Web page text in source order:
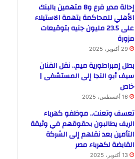
إحالة مدير فرع و8 متهمين بالبنك
الأهلي للمحاكمة بتهمة الاستيلاء
على 23.5 مليون جنيه بتوقيعات
مزورة
29 أكتوبر، 2025
بطل إمبراطورية ميم.. نقل الفنان
سيف أبو النجا إلى المستشفى |
خاص
16 أغسطس، 2025
تعسف وتعنت.. موظفو كهرباء
الريف يطالبون بحقوقهم في وثيقة
التأمين بعد نقلهم إلى الشركة
القابضة لكهرباء مصر
13 أكتوبر، 2025